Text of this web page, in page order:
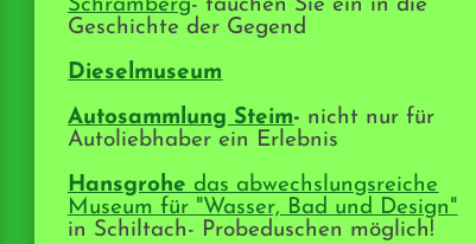
Schramberg- tauchen Sie ein in die
Geschichte der Gegend
Dieselmuseum
Autosammlung Steim- nicht nur für
Autoliebhaber ein Erlebnis
Hansgrohe das abwechslungsreiche
Museum für "Wasser, Bad und Design"
in Schiltach - Probeduschen möglich!